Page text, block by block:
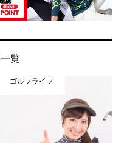
覧
ゴルフライフ